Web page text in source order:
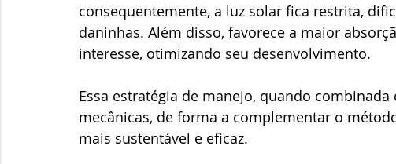
consequentemente, a luz solar fica restrita,
daninhas. Além disso, favorece a maior
interesse, otimizando seu desenvolvimento.
Essa estratégia de manejo, quando
mecânicas, de forma a complementar o
mais sustentável e eficaz.